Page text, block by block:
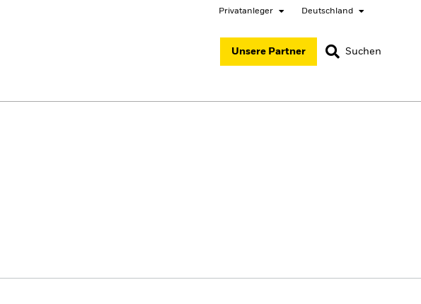
Privatanleger Deutschland
SCHLIESSEN
SCHLIESSEN
Unsere Partner Suchen